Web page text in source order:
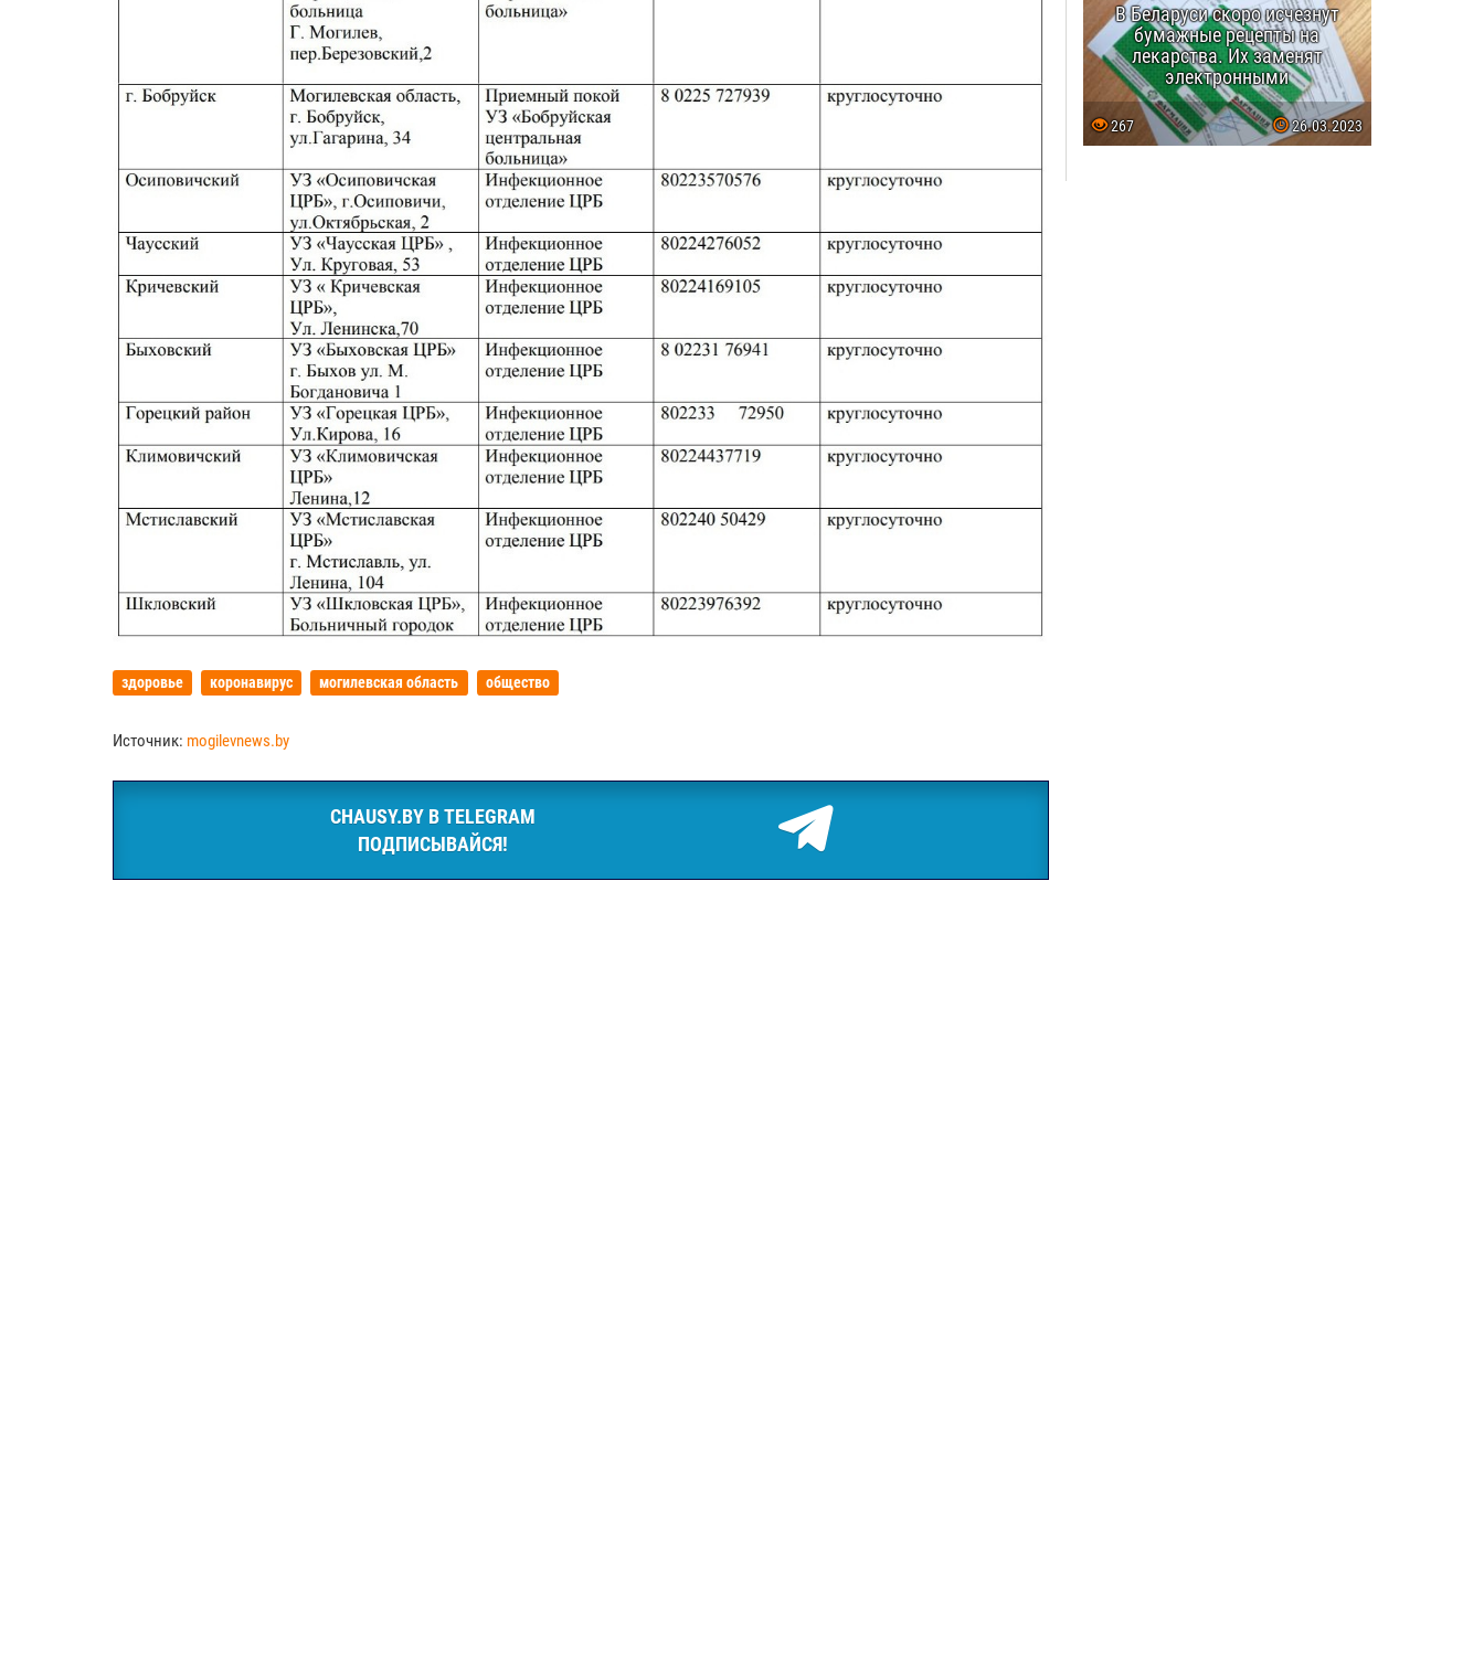
здоровье коронавирус могилевская область общество
Источник: mogilevnews.by
CHAUSY.BY В TELEGRAM
ПОДПИСЫВАЙСЯ!
В Беларуси скоро исчезнут
бумажные рецепты на
лекарства. Их заменят
электронными
267 26.03.2023